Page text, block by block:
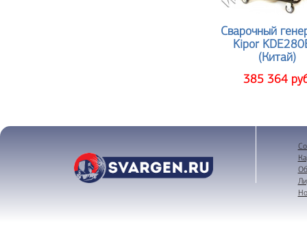
Сварочный
Kipor
(Китай)
385 364